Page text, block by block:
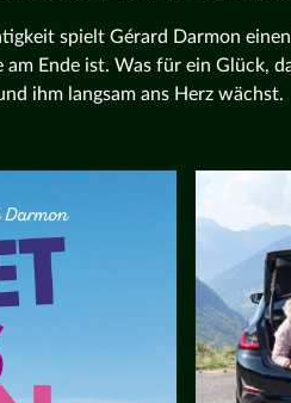
spielt Gérard Darmon
Ende ist. Was für ein Glück,
ihm langsam ans Herz wächst.